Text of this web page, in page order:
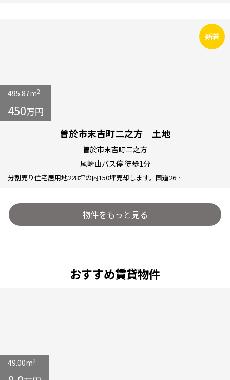
495.87m2
450万円
曽於市末吉町二之方 土地
曽於市末吉町二之方
尾崎山バス停 徒歩1分
分割売り住宅居用地228坪の内150坪売却します。国道26…
新着
物件をもっと見る
おすすめ賃貸物件
49.00m2